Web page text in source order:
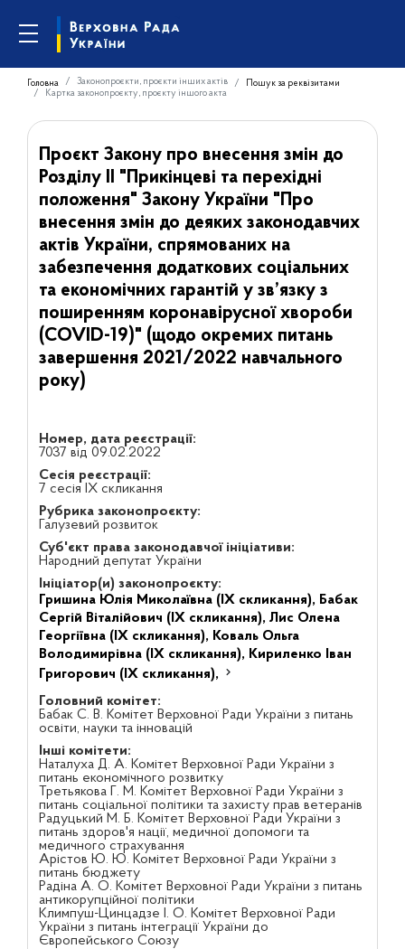
Головна Законопроєкти, проєкти інших актів
Пошук за реквізитами
Картка законопроєкту, проєкту іншого акта
Проєкт Закону про внесення змін до
Розділу ІІ "Прикінцеві та перехідні
положення" Закону України "Про
внесення змін до деяких законодавчих
актів України, спрямованих на
забезпечення додаткових соціальних
та економічних гарантій у зв’язку з
поширенням коронавірусної хвороби
(COVID-19)" (щодо окремих питань
завершення 2021/2022 навчального
року)
Номер, дата реєстрації:
7037 від 09.02.2022
Сесія реєстрації:
7 сесія IX скликання
Рубрика законопроєкту:
Галузевий розвиток
Суб'єкт права законодавчої ініціативи:
Народний депутат України
Ініціатор(и) законопроєкту:
Гришина Юлія Миколаївна (IX скликання), Бабак
Сергій Віталійович (IX скликання), Лис Олена
Георгіївна (IX скликання), Коваль Ольга
Володимирівна (IX скликання), Кириленко Іван
Григорович (IX скликання),
Головний комітет:
Бабак С. В. Комітет Верховної Ради України з питань
освіти, науки та інновацій
Інші комітети:
Наталуха Д. А. Комітет Верховної Ради України з
питань економічного розвитку
Третьякова Г. М. Комітет Верховної Ради України з
питань соціальної політики та захисту прав ветеранів
Радуцький М. Б. Комітет Верховної Ради України з
питань здоров'я нації, медичної допомоги та
медичного страхування
Арістов Ю. Ю. Комітет Верховної Ради України з
питань бюджету
Радіна А. О. Комітет Верховної Ради України з питань
антикорупційної політики
Климпуш-Цинцадзе І. О. Комітет Верховної Ради
України з питань інтеграції України до
Європейського Союзу